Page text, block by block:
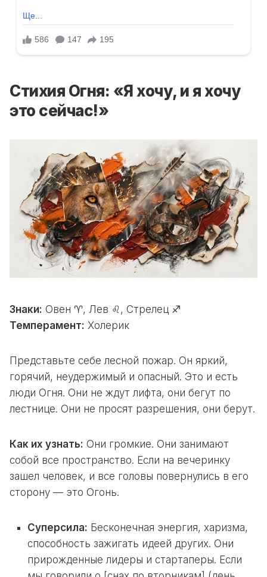
Стихия Огня: «Я хочу, и я хочу
это сейчас!»
Знаки: Овен ♈, Лев ♌, Стрелец ♐
Темперамент: Холерик
Представьте себе лесной пожар. Он яркий,
горячий, неудержимый и опасный. Это и есть
люди Огня. Они не ждут лифта, они бегут по
лестнице. Они не просят разрешения, они берут.
Как их узнать: Они громкие. Они занимают
собой все пространство. Если на вечеринку
зашел человек, и все головы повернулись в его
сторону — это Огонь.
Суперсила: Бесконечная энергия, харизма,
способность зажигать идеей других. Они
прирожденные лидеры и стартаперы. Если